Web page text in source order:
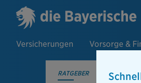
Versicherungen Vorsorge &
RATGEBER